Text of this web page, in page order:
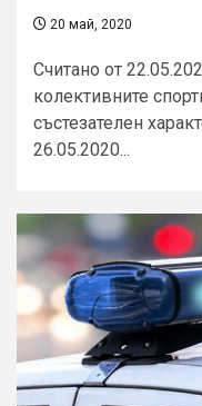
20 май, 2020
Считано от
колективните
състезателен
26.05.2020...